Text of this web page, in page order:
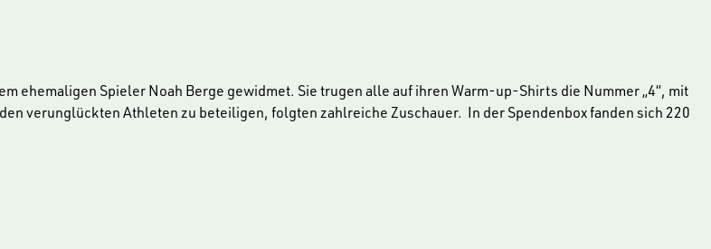
ehemaligen Spieler Noah Berge gewidmet. Sie trugen alle auf ihren Warm-up-Shirts die Nummer „4“, mit
verunglückten Athleten zu beteiligen, folgten zahlreiche Zuschauer. In der Spendenbox fanden sich 220